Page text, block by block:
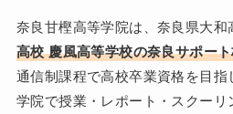
奈良甘樫高等学院は、奈良県大和
高校 慶風高等学校の奈良サポー
通信制課程で高校卒業資格を目
学院で授業・レポート・スクー